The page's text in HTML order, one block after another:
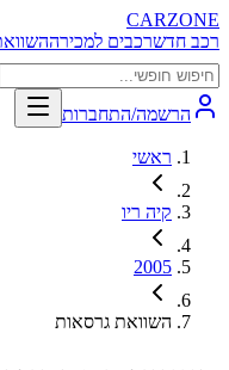
CARZONE
רכב חדשרכבים למכירה
הרשמה/התחברות
ראשי
קיה ריו
2005
השוואת גרסאות